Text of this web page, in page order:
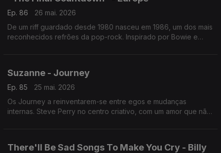
Ep. 86
26 mai. 2026
De um riff guardado desde 1980 nasceu em 1986, um dos mais
reconhecidos refrões da pop-rock. Inspirado por Bowie e
Suzanne - Journey
Ep. 85
25 mai. 2026
Os Journey a reinventarem-se entre egos e mudanças
internas. Steve Perry no centro criativo, com um amor que não
There'll Be Sad Songs To Make You Cry - Billy